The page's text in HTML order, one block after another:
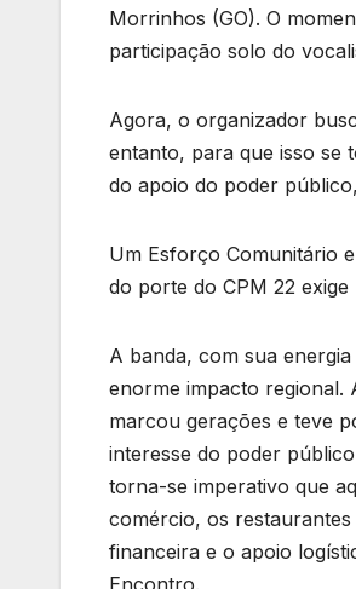
Morrinhos (GO). O
participação solo do
Agora, o organizador
entanto, para que isso se
do apoio do poder
Um Esforço Comunitário
do porte do CPM 22
A banda, com sua
enorme impacto regional.
marcou gerações e teve
interesse do poder
torna-se imperativo que
comércio, os
financeira e o apoio